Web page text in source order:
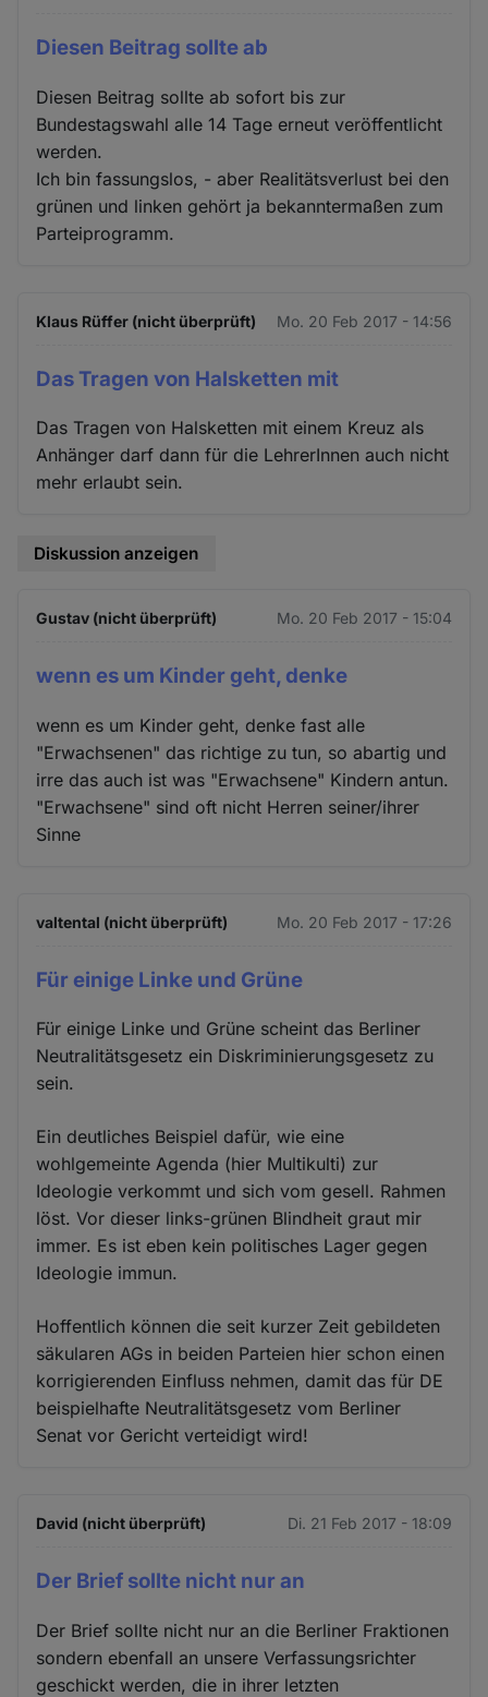
Diesen Beitrag sollte ab
Diesen Beitrag sollte ab sofort bis zur
Bundestagswahl alle 14 Tage erneut veröffentlicht
werden.
Ich bin fassungslos, - aber Realitätsverlust bei den
grünen und linken gehört ja bekanntermaßen zum
Parteiprogramm.
Klaus Rüffer (nicht überprüft) Mo. 20 Feb 2017 - 14:56
Das Tragen von Halsketten mit
Das Tragen von Halsketten mit einem Kreuz als
Anhänger darf dann für die LehrerInnen auch nicht
mehr erlaubt sein.
Diskussion anzeigen
Gustav (nicht überprüft) Mo. 20 Feb 2017 - 15:04
wenn es um Kinder geht, denke
wenn es um Kinder geht, denke fast alle
"Erwachsenen" das richtige zu tun, so abartig und
irre das auch ist was "Erwachsene" Kindern antun.
"Erwachsene" sind oft nicht Herren seiner/ihrer
Sinne
valtental (nicht überprüft) Mo. 20 Feb 2017 - 17:26
Für einige Linke und Grüne
Für einige Linke und Grüne scheint das Berliner
Neutralitätsgesetz ein Diskriminierungsgesetz zu
sein.
Ein deutliches Beispiel dafür, wie eine
wohlgemeinte Agenda (hier Multikulti) zur
Ideologie verkommt und sich vom gesell. Rahmen
löst. Vor dieser links-grünen Blindheit graut mir
immer. Es ist eben kein politisches Lager gegen
Ideologie immun.
Hoffentlich können die seit kurzer Zeit gebildeten
säkularen AGs in beiden Parteien hier schon einen
korrigierenden Einfluss nehmen, damit das für DE
beispielhafte Neutralitätsgesetz vom Berliner
Senat vor Gericht verteidigt wird!
David (nicht überprüft) Di. 21 Feb 2017 - 18:09
Der Brief sollte nicht nur an
Der Brief sollte nicht nur an die Berliner Fraktionen
sondern ebenfall an unsere Verfassungsrichter
geschickt werden, die in ihrer letzten